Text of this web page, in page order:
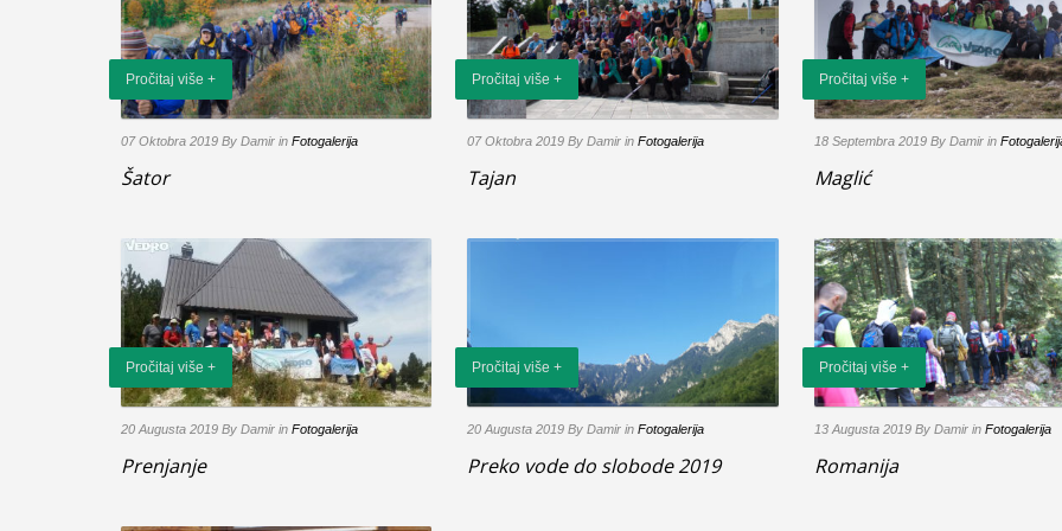
Pročitaj više +
07 Oktobra 2019 By Damir in Fotogalerija
Šator
Pročitaj više +
07 Oktobra 2019 By Damir inFotogalerija
Tajan
Pročitaj više +
18 Septembra 2019 By Damir in
Maglić
Pročitaj više +
20 Augusta 2019 By Damir in Fotogalerija
Prenjanje
Pročitaj više +
20 Augusta 2019 By Damir inFotogalerija
Preko vode do slobode 2019
Pročitaj više +
13 Augusta 2019 By Damir in Fotogalerija
Romanija